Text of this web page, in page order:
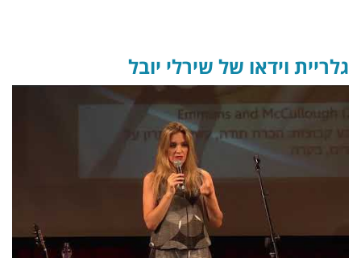
גלריית וידאו של שירלי יובל